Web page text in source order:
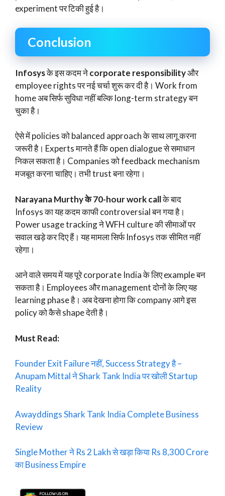
experiment पर टिकी हुई है।
Conclusion
Infosysके इस कदम नेcorporate responsibilityऔर
employee rights पर नई चर्चा शुरू कर दी है। Work from
home अब सिर्फ सुविधा नहीं बल्कि long-term strategy बन
चुका है।
ऐसे में policies को balanced approach के साथ लागू करना
जरूरी है। Experts मानते हैं कि open dialogue से समाधान
निकल सकता है। Companies को feedback mechanism
मजबूत करना चाहिए। तभी trust बना रहेगा।
Narayana Murthy के 70-hour work callके बाद
Infosys का यह कदम काफी controversial बन गया है।
Power usage tracking ने WFH culture की सीमाओं पर
सवाल खड़े कर दिए हैं। यह मामला सिर्फ Infosys तक सीमित नहीं
रहेगा।
आने वाले समय में यह पूरे corporate India के लिए example बन
सकता है। Employees और management दोनों के लिए यह
learning phase है। अब देखना होगा कि company आगे इस
policy को कैसे shape देती है।
Must Read:
Founder Exit Failure नहीं, Success Strategy है –
Anupam Mittal ने Shark Tank India पर खोली Startup
Reality
Awayddings Shark Tank India Complete Business
Review
Single Mother ने Rs 2 Lakh से खड़ा किया Rs 8,300 Crore
का Business Empire